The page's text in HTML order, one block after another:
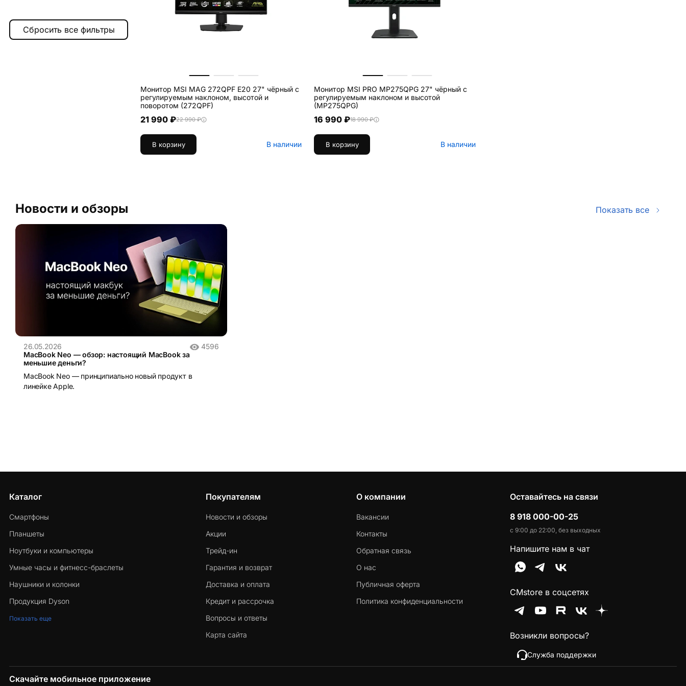
pro mp275qpg1
Монитор MSI MAG 272QPF E20 27" чёрный с
регулируемым наклоном, высотой и
поворотом (272QPF)
21 990 ₽22 990 ₽
В корзину В наличии
Монитор MSI PRO MP275QPG 27" чёрный с
регулируемым наклоном и высотой
(MP275QPG)
16 990 ₽18 990 ₽
В корзину В наличии
Новости и обзоры Показать все
26.05.2026
4596
MacBook Neo — обзор: настоящий MacBook за
меньшие деньги?
MacBook Neo — принципиально новый продукт в
линейке Apple.
Каталог
Смартфоны
Планшеты
Ноутбуки и компьютеры
Умные часы и фитнесс-браслеты
Наушники и колонки
Продукция Dyson
Показать еще
Покупателям
Новости и обзоры
Акции
Трейд-ин
Гарантия и возврат
Доставка и оплата
Кредит и рассрочка
Вопросы и ответы
Карта сайта
О компании
Вакансии
Контакты
Обратная связь
О нас
Публичная оферта
Политика конфиденциальности
Оставайтесь на связи
8 918 000-00-25
с 9:00 до 22:00, без выходных
Напишите нам в чат
CMstore в соцсетях
Возникли вопросы?
Служба поддержки
Скачайте мобильное приложение